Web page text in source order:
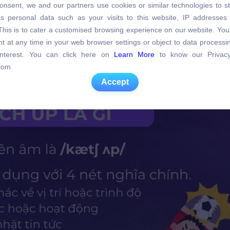
đuổi theo ai đó và giữ họ lại, hoặc cơ quan
gian dài truy đuổi.
the thief sooner or later. (Cảnh sát sớm
personal data such as your visits to this website, IP addresses
is to cater a customised browsing experience on our website. You
at any time in your web browser settings or object to data
You can click here on
Learn More
to know our
Accept
we and our partners use cookies or similar technologies to
personal data such as your visits to this website, IP addresses
is to cater a customised browsing experience on our website.
at any time in your web browser settings or object to data
You can click here on Learn More to know our
Accept